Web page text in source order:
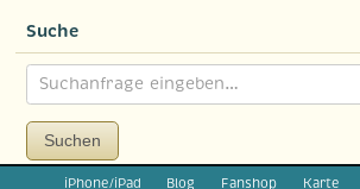
Suche
Suchen
iPhone/iPad Blog Fanshop Karte